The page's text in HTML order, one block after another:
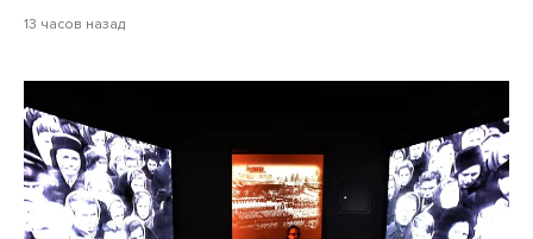
13 часов назад